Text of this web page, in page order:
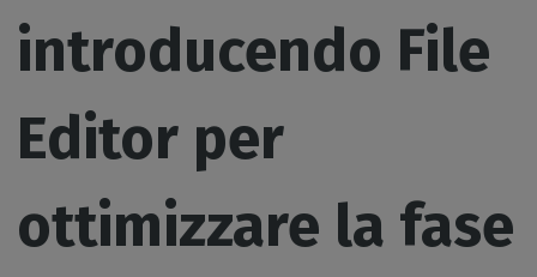
introducendo File
Editor per
ottimizzare la fase